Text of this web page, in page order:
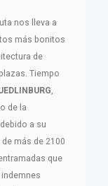
nos lleva a
más bonitos
de
Tiempo
de la
a su
más de 2100
que